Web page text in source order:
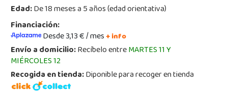
Edad:De 18 meses a 5 años (edad orientativa)
Financiación:
Desde 3,13 € / mes+ info
Envío a domicilio:Recíbelo entreMARTES 11 Y
MIÉRCOLES 12
Recogida en tienda:Diponible para recoger en tienda